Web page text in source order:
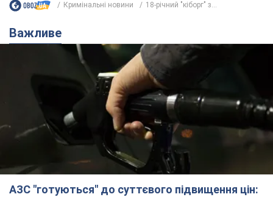
Кримінальні новини 18-річний "кіборг" з...
Важливе
АЗС "готуються" до суттєвого підвищення цін: